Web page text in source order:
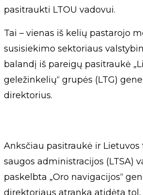
pasitraukti LTOU vadovui.
Tai – vienas iš kelių pastarojo
susisiekimo sektoriaus
balandį iš pareigų pasitraukė
geležinkelių“ grupės (LTG)
direktorius.
Anksčiau pasitraukė ir Lietuvos
saugos administracijos (LTSA)
paskelbta „Oro navigacijos“
direktoriaus atranka atidėta